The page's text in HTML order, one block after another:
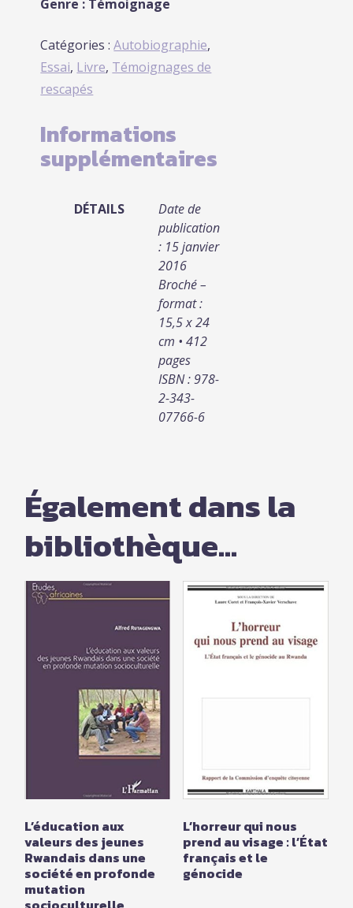
Genre : Témoignage
Catégories :Autobiographie,
Essai, Livre, Témoignages de
rescapés
Informations
supplémentaires
DÉTAILS
Date de
publication
: 15 janvier
2016
Broché –
format :
15,5 x 24
cm • 412
pages
ISBN : 978-
2-343-
07766-6
Également dans la
bibliothèque...
L’éducation aux
valeurs des jeunes
Rwandais dans une
société en profonde
mutation
L’horreur qui nous
prend au visage : l’État
français et le
génocide